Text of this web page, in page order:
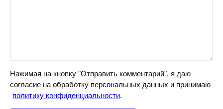
Нажимая на кнопку "Отправить комментарий", я даю
согласие на обработку персональных данных и принимаю
политику конфиденциальности.